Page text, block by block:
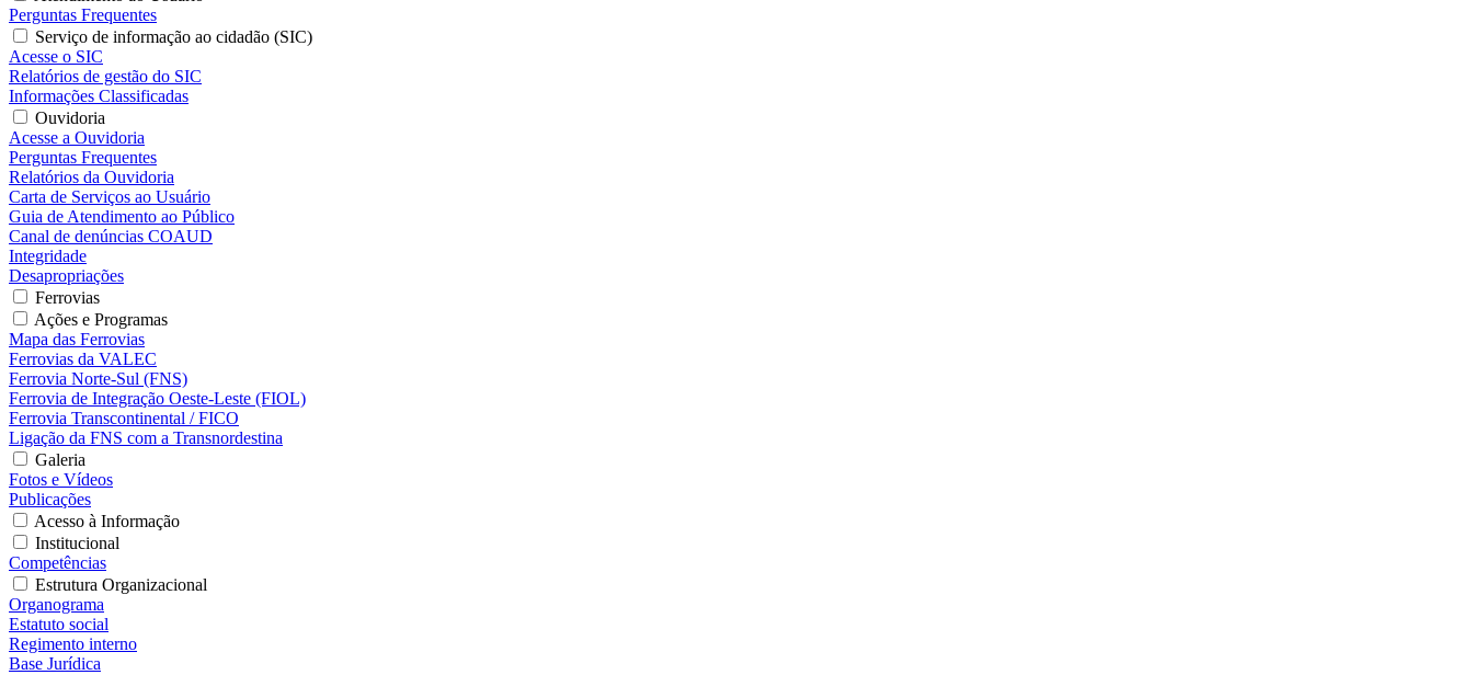
Perguntas Frequentes
Serviço de informação ao cidadão (SIC)
Acesse o SIC
Relatórios de gestão do SIC
Informações Classificadas
Ouvidoria
Acesse a Ouvidoria
Perguntas Frequentes
Relatórios da Ouvidoria
Carta de Serviços ao Usuário
Guia de Atendimento ao Público
Canal de denúncias COAUD
Integridade
Desapropriações
Ferrovias
Ações e Programas
Mapa das Ferrovias
Ferrovias da VALEC
Ferrovia Norte-Sul (FNS)
Ferrovia de Integração Oeste-Leste (FIOL)
Ferrovia Transcontinental / FICO
Ligação da FNS com a Transnordestina
Galeria
Fotos e Vídeos
Publicações
Acesso à Informação
Institucional
Competências
Estrutura Organizacional
Organograma
Estatuto social
Regimento interno
Base Jurídica